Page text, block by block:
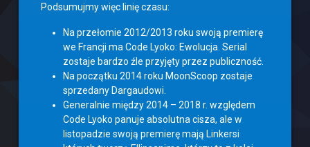
Podsumujmy więc linię czasu:
Na przełomie 2012/2013 roku swoją premierę
we Francji ma Code Lyoko: Ewolucja. Serial
zostaje bardzo źle przyjęty przez publiczność.
Na początku 2014 roku MoonScoop zostaje
sprzedany Dargaudowi.
Generalnie między 2014 – 2018 r. względem
Code Lyoko panuje absolutna cisza, ale w
listopadzie swoją premierę mają Linkersi